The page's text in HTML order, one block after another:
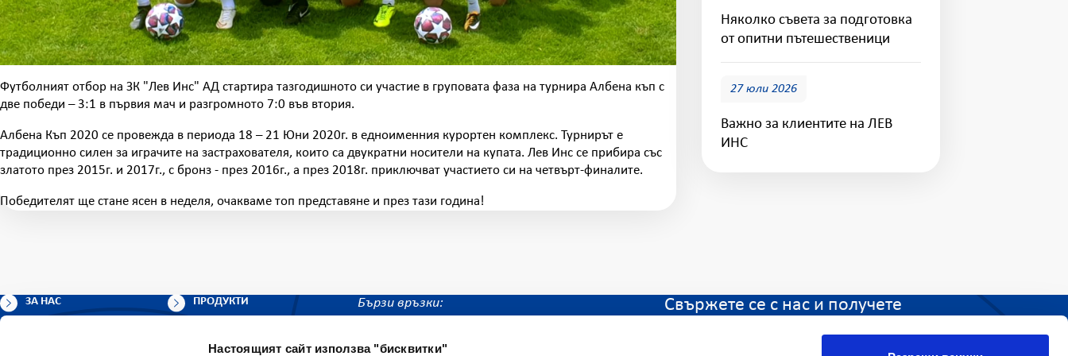
Настоящият сайт използва "бисквитки"
Футболният отбор на ЗК "Лев Инс" АД стартира тазгодишното си участие в груповата фаза на турнира Албена къп с
две победи – 3:1 в първия мач и разгромното 7:0 във втория.
Албена Къп 2020 се провежда в периода 18 – 21 Юни 2020г. в едноименния курортен комплекс. Турнирът е
традиционно силен за играчите на застрахователя, които са двукратни носители на купата. Лев Инс се прибира със
златото през 2015г. и 2017г., с бронз - през 2016г., а през 2018г. приключват участието си на четвърт-финалите.
Победителят ще стане ясен в неделя, очакваме топ представяне и през тази година!
Няколко съвета за подготовка
от опитни пътешественици
27 юли 2026
Важно за клиентите на ЛЕВ
ИНС
ЗА НАС
ПРОДУКТИ
ПАЗЕТЕ ВАЖНИТЕ НЕЩА
Бързи връзки:
Имуществени застраховки
Свържете се с нас и получете